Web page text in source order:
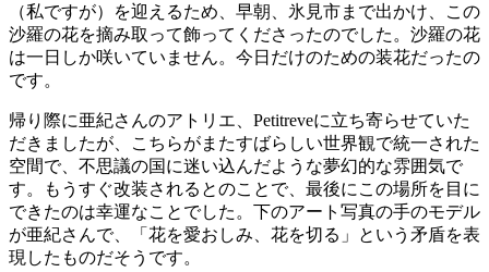
（私ですが）を迎えるため、早朝、氷見市まで出かけ、この
沙羅の花を摘み取って飾ってくださったのでした。沙羅の花
は一日しか咲いていません。今日だけのための装花だったの
です。
帰り際に亜紀さんのアトリエ、Petitreveに立ち寄らせていた
だきましたが、こちらがまたすばらしい世界観で統一された
空間で、不思議の国に迷い込んだような夢幻的な雰囲気で
す。
もうすぐ改装されるとのことで、最後にこの場所を目に
できたのは幸運なことでした。下のアート写真の手のモデル
が亜紀さんで、「花を愛おしみ、花を切る」という矛盾を表
現したものだそうです。